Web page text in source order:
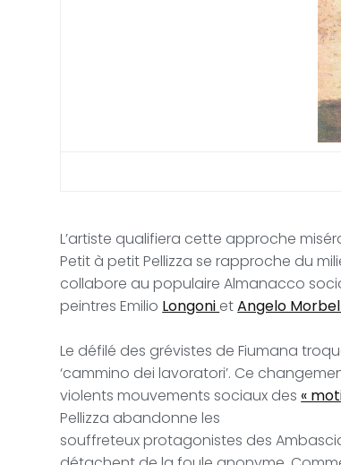
L’artiste qualifiera cette approche
Petit à petit Pellizza se rapproche du
collabore au populaire Almanacco
peintres Emilio Longoni etAngelo
Le défilé des grévistes de Fiumana
‘cammino dei lavoratori’. Ce
violents mouvements sociaux des «
Pellizza abandonne les
souffreteux protagonistes des